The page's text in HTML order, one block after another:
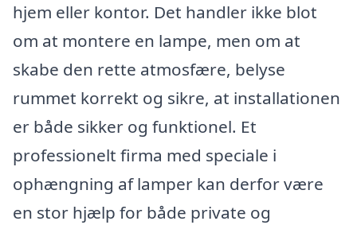
hjem eller kontor. Det handler ikke blot
om at montere en lampe, men om at
skabe den rette atmosfære, belyse
rummet korrekt og sikre, at installationen
er både sikker og funktionel. Et
professionelt firma med speciale i
ophængning af lamper kan derfor være
en stor hjælp for både private og